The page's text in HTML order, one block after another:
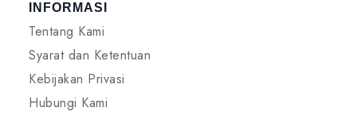
INFORMASI
Tentang Kami
Syarat dan Ketentuan
Kebijakan Privasi
Hubungi Kami